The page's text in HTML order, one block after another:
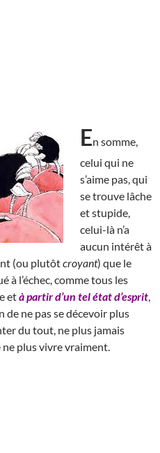
En somme,
celui qui ne
s’aime pas, qui
se trouve lâche
et stupide,
celui-là n’a
aucun intérêt à
(ou plutôtcroyant) que le
à l’échec, comme tous les
età partir d’un tel état d’esprit
de ne pas se décevoir plus
du tout, ne plus jamais
ne plus vivre vraiment.